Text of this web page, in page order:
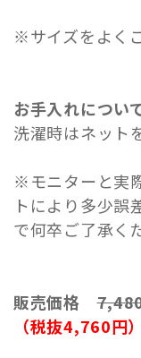
※サイズをよく
お手入れについ
洗濯時はネット
※モニターと実
トにより多少誤
で何卒ご了承く
販売価格
（税抜4,760